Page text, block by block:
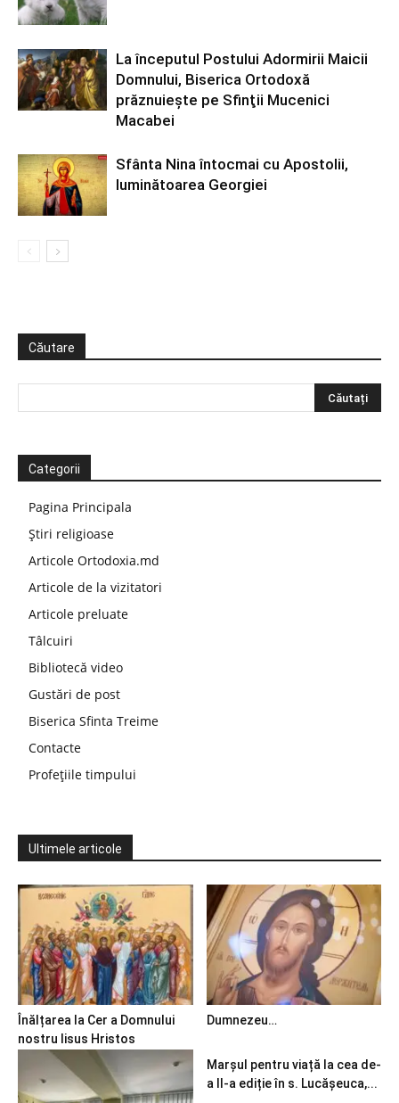
La începutul Postului Adormirii Maicii
Domnului, Biserica Ortodoxă
prăznuiește pe Sfinţii Mucenici
Macabei
Sfânta Nina întocmai cu Apostolii,
luminătoarea Georgiei
Căutare
Categorii
Pagina Principala
Știri religioase
Articole Ortodoxia.md
Articole de la vizitatori
Articole preluate
Tâlcuiri
Bibliotecă video
Gustări de post
Biserica Sfinta Treime
Contacte
Profețiile timpului
Ultimele articole
Înălțarea la Cer a Domnului
nostru Iisus Hristos
Dumnezeu…
Marșul pentru viață la cea de-
a II-a ediție în s. Lucășeuca,...